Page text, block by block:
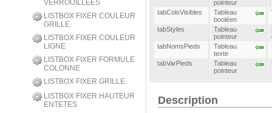
VERROUILLEES
LISTBOX FIXER COULEUR
GRILLE
LISTBOX FIXER COULEUR
LIGNE
LISTBOX FIXER FORMULE
COLONNE
LISTBOX FIXER GRILLE
LISTBOX FIXER HAUTEUR
ENTETES
pointeur
tabColsVisibles
Tableau
booléen
tabStyles
Tableau
pointeur
tabNomsPieds
Tableau
texte
tabVarPieds
Tableau
pointeur
Description